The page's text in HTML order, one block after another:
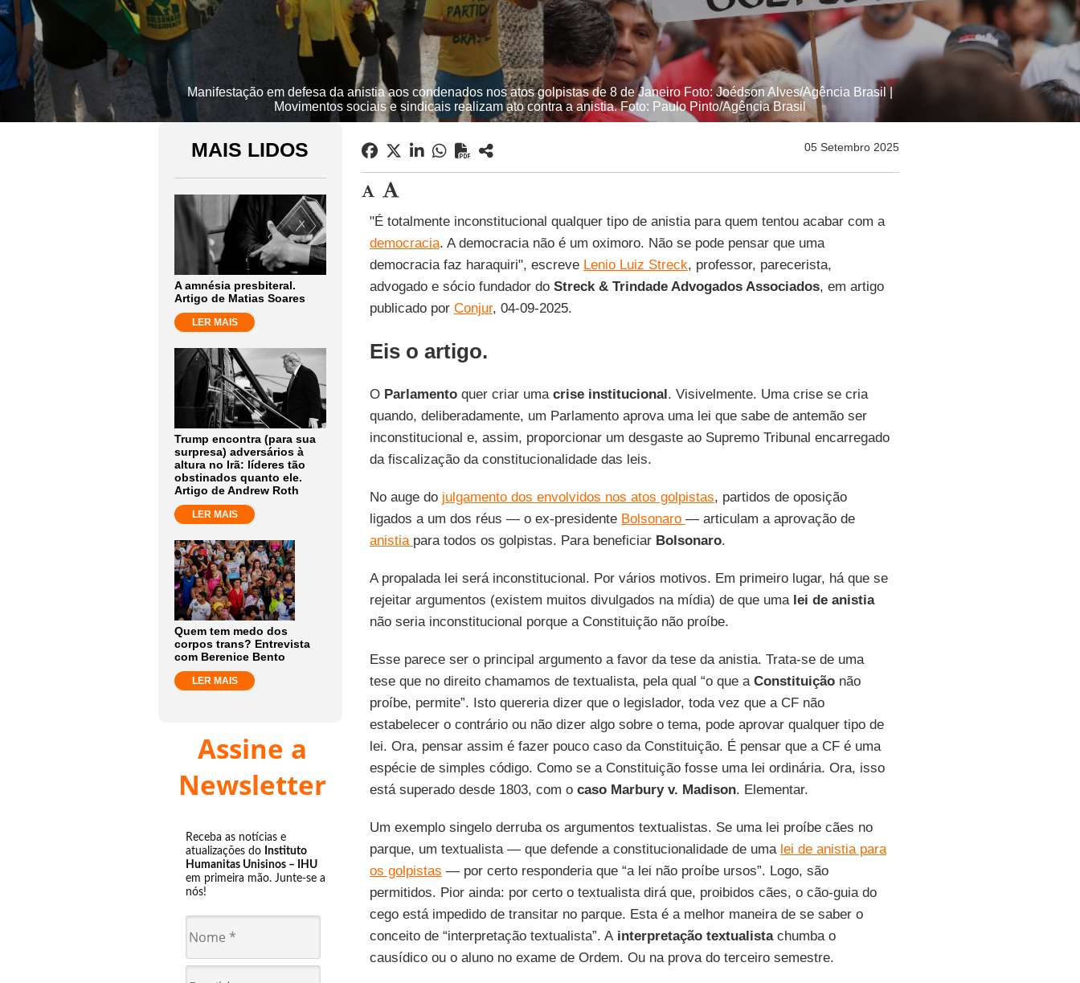
Manifestação em defesa da anistia aos condenados nos atos golpistas de 8 de Janeiro Foto: Joédson Alves/Agência Brasil |
Movimentos sociais e sindicais realizam ato contra a anistia. Foto: Paulo Pinto/Agência Brasil
MAIS LIDOS
A amnésia presbiteral.
Artigo de Matias Soares
LER MAIS
Trump encontra (para sua
surpresa) adversários à
altura no Irã: líderes tão
obstinados quanto ele.
Artigo de Andrew Roth
LER MAIS
Quem tem medo dos
corpos trans? Entrevista
com Berenice Bento
LER MAIS
Assine a
Newsletter
Receba as notícias e
atualizações do Instituto
Humanitas Unisinos – IHU
em primeira mão. Junte-se a
nós!
05 Setembro 2025
"É totalmente inconstitucional qualquer tipo de anistia para quem tentou acabar com a
democracia. A democracia não é um oximoro. Não se pode pensar que uma
democracia faz haraquiri", escreve Lenio Luiz Streck, professor, parecerista,
advogado e sócio fundador do Streck & Trindade Advogados Associados, em artigo
publicado por Conjur, 04-09-2025.
Eis o artigo.
O Parlamentoquer criar uma crise institucional. Visivelmente. Uma crise se cria
quando, deliberadamente, um Parlamento aprova uma lei que sabe de antemão ser
inconstitucional e, assim, proporcionar um desgaste ao Supremo Tribunal encarregado
da fiscalização da constitucionalidade das leis.
No auge do julgamento dos envolvidos nos atos golpistas, partidos de oposição
ligados a um dos réus — o ex-presidente Bolsonaro — articulam a aprovação de
anistia para todos os golpistas. Para beneficiar Bolsonaro.
A propalada lei será inconstitucional. Por vários motivos. Em primeiro lugar, há que se
rejeitar argumentos (existem muitos divulgados na mídia) de que uma lei de anistia
não seria inconstitucional porque a Constituição não proíbe.
Esse parece ser o principal argumento a favor da tese da anistia. Trata-se de uma
tese que no direito chamamos de textualista, pela qual “o que a Constituiçãonão
proíbe, permite”. Isto quereria dizer que o legislador, toda vez que a CF não
estabelecer o contrário ou não dizer algo sobre o tema, pode aprovar qualquer tipo de
lei. Ora, pensar assim é fazer pouco caso da Constituição. É pensar que a CF é uma
espécie de simples código. Como se a Constituição fosse uma lei ordinária. Ora, isso
está superado desde 1803, com ocaso Marbury v. Madison. Elementar.
Um exemplo singelo derruba os argumentos textualistas. Se uma lei proíbe cães no
parque, um textualista — que defende a constitucionalidade de uma lei de anistia para
os golpistas — por certo responderia que “a lei não proíbe ursos”. Logo, são
permitidos. Pior ainda: por certo o textualista dirá que, proibidos cães, o cão-guia do
cego está impedido de transitar no parque. Esta é a melhor maneira de se saber o
conceito de “interpretação textualista”. Ainterpretação textualistachumba o
causídico ou o aluno no exame de Ordem. Ou na prova do terceiro semestre.